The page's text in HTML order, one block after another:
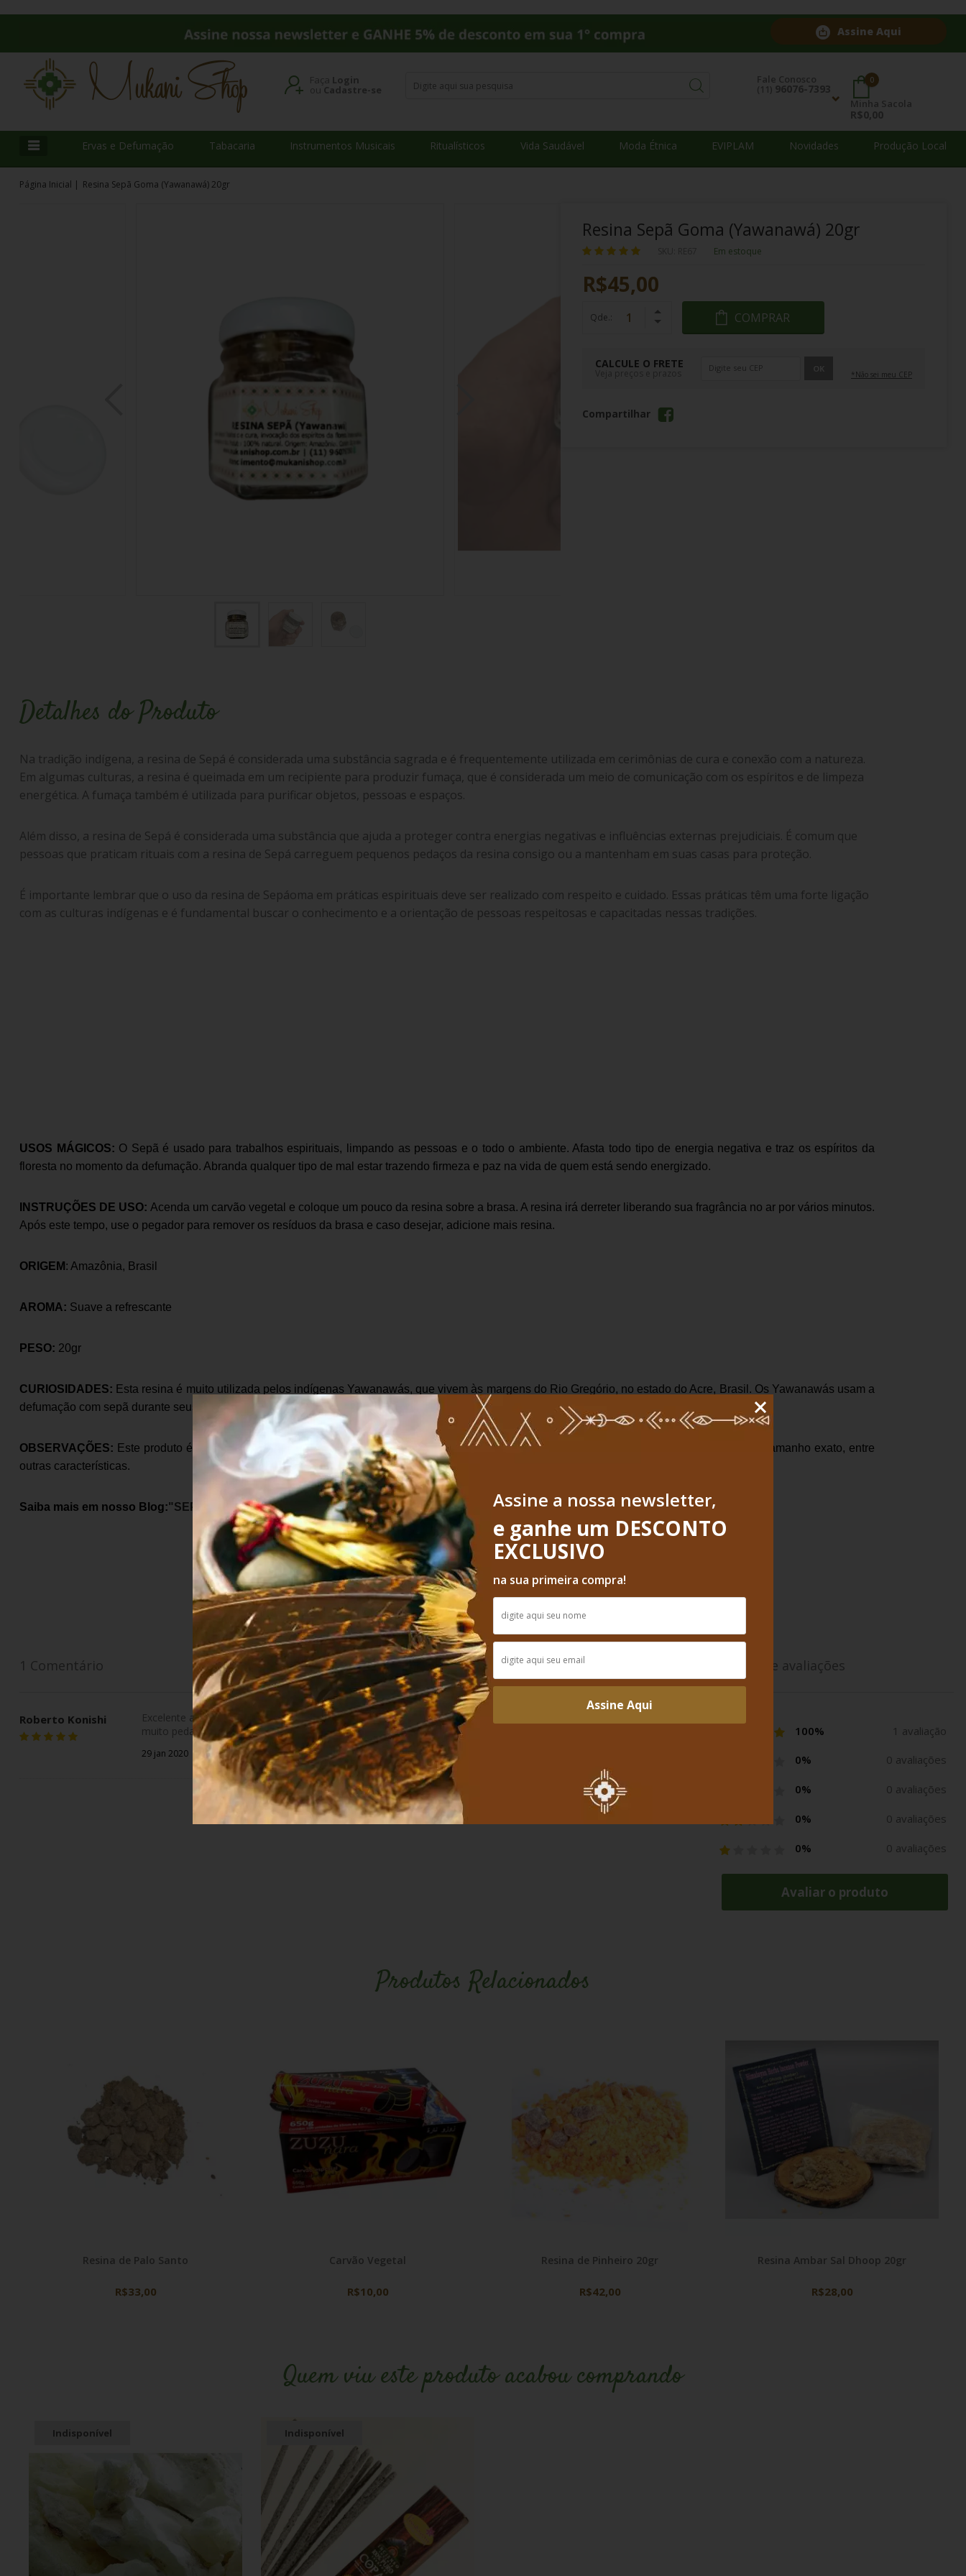
Assine Aqui
Faça Login
ou Cadastre-se
Fale Conosco
(11) 96076-7393
Contatos
0
Minha Sacola
R$0,00
Ervas e Defumação Tabacaria Instrumentos Musicais Ritualísticos Vida Saudável Moda Étnica EVIPLAM Novidades Produção Local
Página Inicial | Resina Sepã Goma (Yawanawá) 20gr
Resina Sepã Goma (Yawanawá) 20gr
Em estoque
R$45,00
Qde.: COMPRAR
CALCULE O FRETE OK
*Não sei meu CEP
Compartilhar
Detalhes do Produto
Na tradição indígena, a resina de Sepá é considerada uma substância sagrada e é frequentemente utilizada em cerimônias de cura e conexão com a natureza.
Em algumas culturas, a resina é queimada em um recipiente para produzir fumaça, que é considerada um meio de comunicação com os espíritos e de limpeza
energética. A fumaça também é utilizada para purificar objetos, pessoas e espaços.
Além disso, a resina de Sepá é considerada uma substância que ajuda a proteger contra energias negativas e influências externas prejudiciais. É comum que
pessoas que praticam rituais com a resina de Sepá carreguem pequenos pedaços da resina consigo ou a mantenham em suas casas para proteção.
É importante lembrar que o uso da resina de Sepáoma em práticas espirituais deve ser realizado com respeito e cuidado. Essas práticas têm uma forte ligação
com as culturas indígenas e é fundamental buscar o conhecimento e a orientação de pessoas respeitosas e capacitadas nessas tradições.
USOS MÁGICOS: O Sepã é usado para trabalhos espirituais, limpando as pessoas e o todo o ambiente. Afasta todo tipo de energia negativa e traz os espíritos da
floresta no momento da defumação. Abranda qualquer tipo de mal estar trazendo firmeza e paz na vida de quem está sendo energizado.
INSTRUÇÕES DE USO: Acenda um carvão vegetal e coloque um pouco da resina sobre a brasa. A resina irá derreter liberando sua fragrância no ar por vários minutos.
Após este tempo, use o pegador para remover os resíduos da brasa e caso desejar, adicione mais resina.
ORIGEM : Amazônia, Brasil
AROMA: Suave a refrescante
PESO: 20gr
CURIOSIDADES: Esta resina é muito utilizada pelos indígenas Yawanawás, que vivem às margens do Rio Gregório, no estado do Acre, Brasil. Os Yawanawás usam a
defumação com sepã durante seus trabalhos de cura e rituais de purificação, tendo muito respeito à essa planta.
OBSERVAÇÕES: Este produto é 100% natural, portanto poderá sofrer alterações em relação às fotos apresentadas no site, podendo variar cor, tamanho exato, entre
outras características.
Saiba mais em nosso Blog:"SEPÁ – a resina vegetal dos Yawanawas"
Avaliações
1 Comentário
Roberto Konishi
Excelente aroma. Serve tanto como defumador como para colocar no tabaco do cachimbo. Pena que venha com
muito pedaços de casca. Mesmo assim recomendo ! A qualidade dessa resina é fantástica ! ...
29 jan 2020
Média de avaliações
100% 1 avaliação
0% 0 avaliações
0% 0 avaliações
0% 0 avaliações
0% 0 avaliações
Avaliar o produto
Produtos Relacionados
Resina de Palo Santo
R$33,00
Carvão Vegetal
R$10,00
Resina de Pinheiro 20gr
R$42,00
Resina Ambar Sal Dhoop 20gr
R$28,00
Quem viu este produto acabou comprando
Indisponível Indisponível
Assine a nossa newsletter,
e ganhe um DESCONTO
EXCLUSIVO
na sua primeira compra!
Assine Aqui